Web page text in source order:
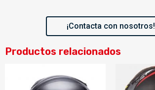
¡Contacta con nosotros!
Productos relacionados